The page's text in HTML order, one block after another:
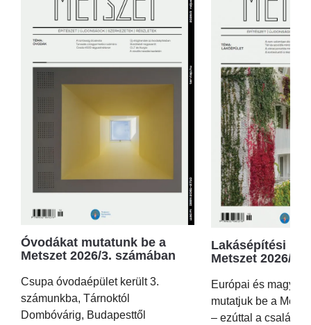
Óvodákat mutatunk be a
Metszet 2026/3. számában
Csupa óvodaépület került 3.
számunkba, Tárnoktól
Dombóvárig, Budapesttől
Lakásépítési
Metszet 2026/2.
Európai és magyar
mutatjuk be a
– ezúttal a családi